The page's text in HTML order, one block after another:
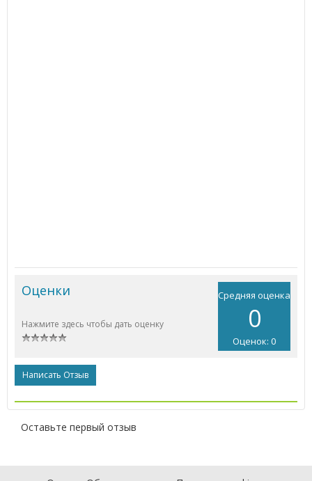
Средняя оценка
0
Оценок: 0
Оценки
Нажмите здесь чтобы дать оценку
Написать Отзыв
Оставьте первый отзыв